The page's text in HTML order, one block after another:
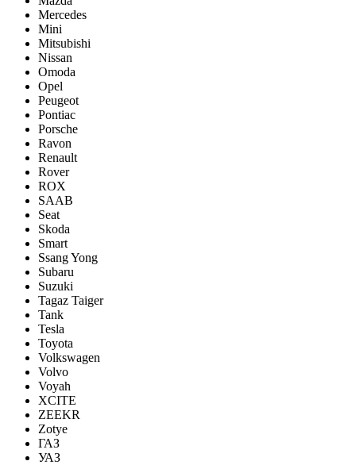
Mercedes
Mini
Mitsubishi
Nissan
Omoda
Opel
Peugeot
Pontiac
Porsсhe
Ravon
Renault
Rover
ROX
SAAB
Seat
Skoda
Smart
Ssang Yong
Subaru
Suzuki
Tagaz Taiger
Tank
Tesla
Toyota
Volkswagen
Volvo
Voyah
XCITE
ZEEKR
Zotye
ГАЗ
УАЗ